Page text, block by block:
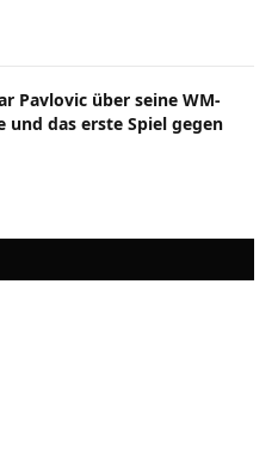
Pavlovic über seine WM-
und das erste Spiel gegen